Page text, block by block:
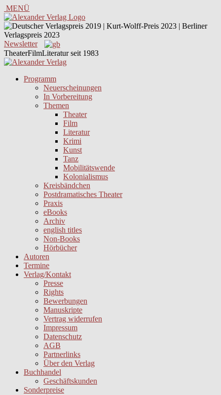
MENÜ
Newsletter
TheaterFilmLiteratur seit 1983
Programm
Neuerscheinungen
In Vorbereitung
Themen
Theater
Film
Literatur
Krimi
Kunst
Tanz
Mobilitätswende
Kolonialismus
Kreisbändchen
Postdramatisches Theater
Praxis
eBooks
Archiv
english titles
Non-Books
Hörbücher
Autoren
Termine
Verlag/Kontakt
Presse
Rights
Bewerbungen
Manuskripte
Vertrag widerrufen
Impressum
Datenschutz
AGB
Partnerlinks
Über den Verlag
Buchhandel
Geschäftskunden
Sonderpreise